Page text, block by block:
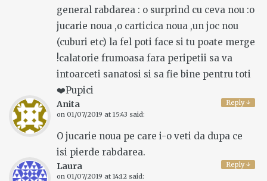
general rabdarea : o surprind cu ceva nou :o
jucarie noua ,o carticica noua ,un joc nou
(cuburi etc) la fel poti face si tu poate merge
!calatorie frumoasa fara peripetii sa va
intoarceti sanatosi si sa fie bine pentru toti
❤️Pupici
Reply↓
Anita
on 01/07/2019 at 15:43 said:
O jucarie noua pe care i-o veti da dupa ce
isi pierde rabdarea.
Reply↓
Laura
on 01/07/2019 at 14:12 said: